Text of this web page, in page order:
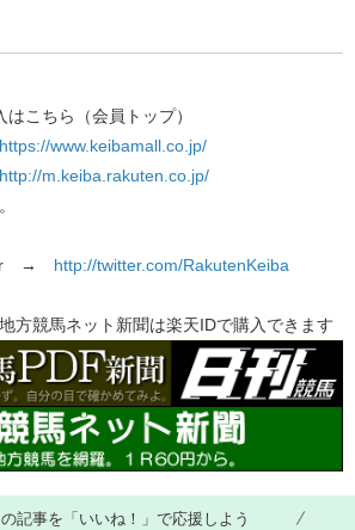
こちら（会員トップ）
https://www.keibamall.co.jp/
http://m.keiba.rakuten.co.jp/
→ http://twitter.com/RakutenKeiba
方競馬ネット新聞は楽天IDで購入できます
記事を「いいね！」で応援しよう